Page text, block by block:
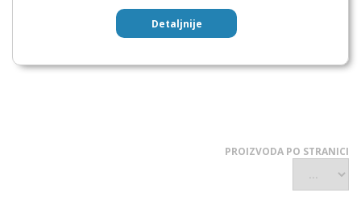
Detaljnije
PROIZVODA PO STRANICI